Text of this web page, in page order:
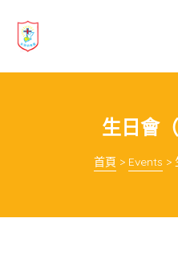
生日會
首頁 > Events >
教育